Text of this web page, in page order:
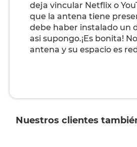
deja vincular Netflix o
que la antena tiene
debe haber instalado un
asi supongo.¡Es bonita!
antena y su espacio es
Nuestros clientes